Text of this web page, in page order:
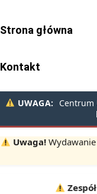
Strona główna
Kontakt
UWAGA:
Centrum
Uwaga!
10.08,
Zespół